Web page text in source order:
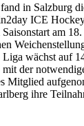
in Salzburg
ICE
am
wächst auf
der
Mitglied
ihre